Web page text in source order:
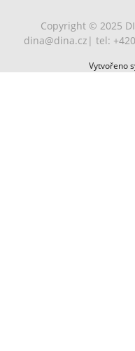
Copyright © 2025
dina@dina.cz | tel:
Vytvořeno